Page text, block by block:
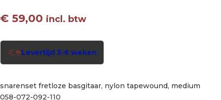
€ 59,00 incl. btw
Levertijd 3-6 weken
snarenset fretloze basgitaar, nylon tapewound, medium
058-072-092-110